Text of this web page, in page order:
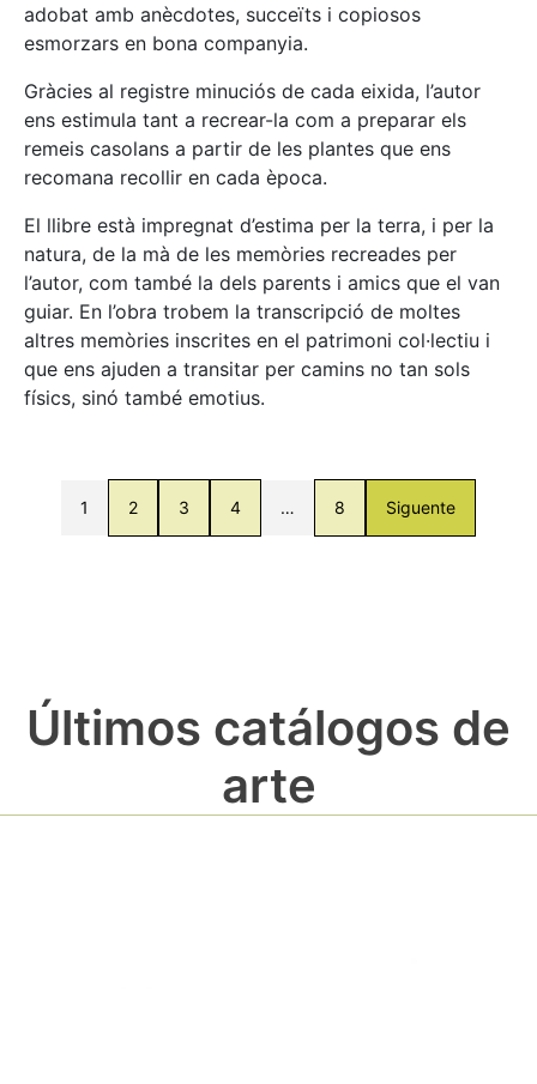
adobat amb anècdotes, succeïts i copiosos
esmorzars en bona companyia.
Gràcies al registre minuciós de cada eixida, l’autor
ens estimula tant a recrear-la com a preparar els
remeis casolans a partir de les plantes que ens
recomana recollir en cada època.
El llibre està impregnat d’estima per la terra, i per la
natura, de la mà de les memòries recreades per
l’autor, com també la dels parents i amics que el van
guiar. En l’obra trobem la transcripció de moltes
altres memòries inscrites en el patrimoni col·lectiu i
que ens ajuden a transitar per camins no tan sols
físics, sinó també emotius.
1 2 3 4 … 8 Siguente
Últimos catálogos de
arte